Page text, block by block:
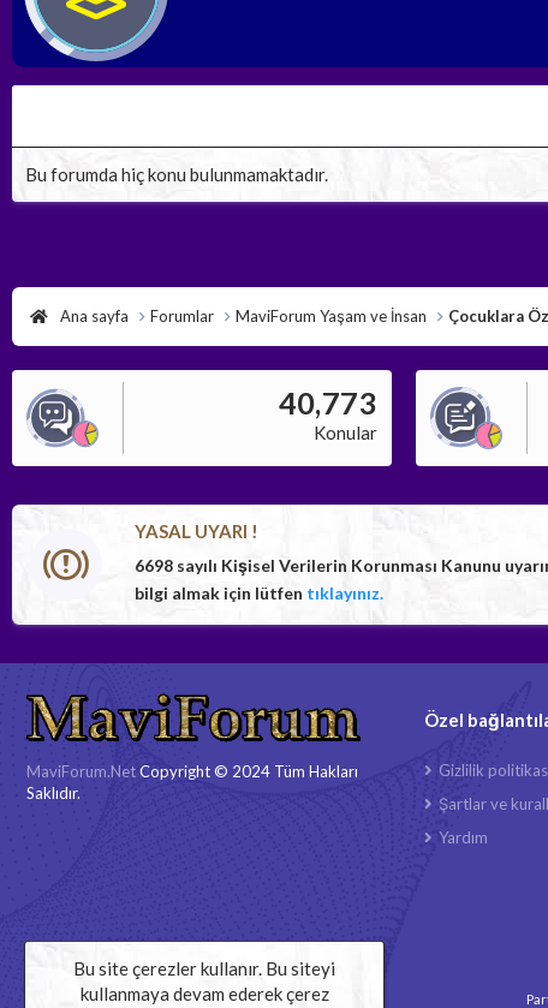
Bu forumda hiç konu bulunmamaktadır.
Ana sayfa Forumlar MaviForum Yaşam ve İnsan Çocuklara
40,773
Konular
YASAL UYARI !
6698 sayılı Kişisel Verilerin Korunması Kanunu
bilgi almak için lütfen tıklayınız.
MaviForum.NetCopyright © 2024 Tüm Hakları
Saklıdır.
Özel
Gizlilik
Şartlar ve
Yardım
Bu site çerezler kullanır. Bu siteyi
kullanmaya devam ederek çerez